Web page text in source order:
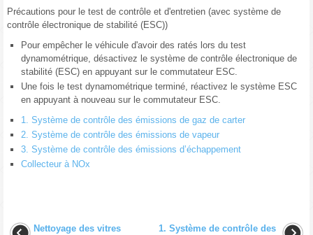
Précautions pour le test de contrôle et d'entretien (avec système de
contrôle électronique de stabilité (ESC))
Pour empêcher le véhicule d'avoir des ratés lors du test
dynamométrique, désactivez le système de contrôle électronique de
stabilité (ESC) en appuyant sur le commutateur ESC.
Une fois le test dynamométrique terminé, réactivez le système ESC
en appuyant à nouveau sur le commutateur ESC.
1. Système de contrôle des émissions de gaz de carter
2. Système de contrôle des émissions de vapeur
3. Système de contrôle des émissions d’échappement
Collecteur à NOx
Nettoyage des vitres
1. Système de contrôle des